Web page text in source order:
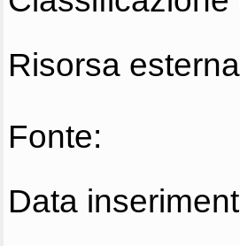
Risorsa
Fonte:
Data